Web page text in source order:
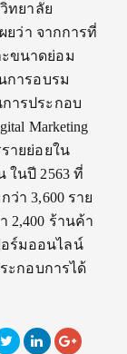
ทยาลัย
ยว่า จากการที่
ขนาดย่อม
การอบรม
ารประกอบ
Marketing
ายย่อยใน
นปี 2563 ที่
า 3,600 ราย
2,400 ร้านค้า
ร์มออนไลน์
ะกอบการได้